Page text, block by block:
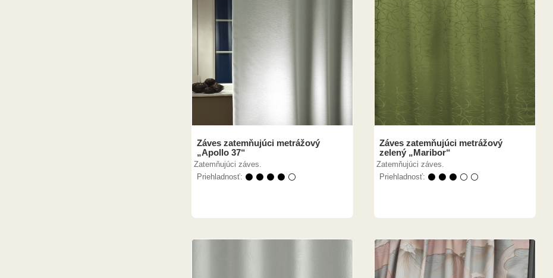
Záves zatemňujúci metrážový
„Apollo 37“
Zatemňujúci záves.
Priehladnosť: ⚫ ⚫ ⚫ ⚫ ⚪
Záves zatemňujúci metrážový
zelený „Maribor“
Zatemňujúci záves.
Priehladnosť: ⚫ ⚫ ⚫ ⚪ ⚪